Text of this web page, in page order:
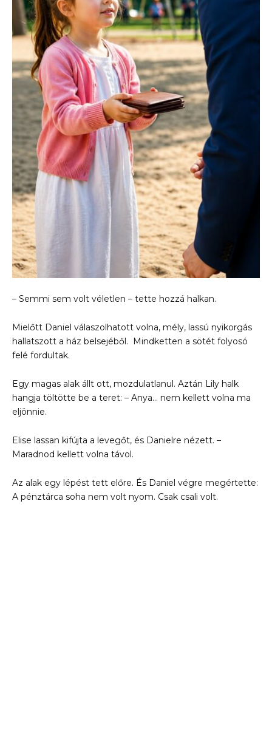
– Semmi sem volt véletlen – tette hozzá halkan.
Mielőtt Daniel válaszolhatott volna, mély, lassú nyikorgás
hallatszott a ház belsejéből. Mindketten a sötét folyosó
felé fordultak.
Egy magas alak állt ott, mozdulatlanul. Aztán Lily halk
hangja töltötte be a teret: – Anya… nem kellett volna ma
eljönnie.
Elise lassan kifújta a levegőt, és Danielre nézett. –
Maradnod kellett volna távol.
Az alak egy lépést tett előre. És Daniel végre megértette:
A pénztárca soha nem volt nyom. Csak csali volt.